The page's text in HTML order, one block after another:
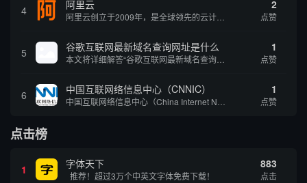
4 阿里云 2
点赞
5 谷歌互联网最新域名查询网址是什么 1
点赞
6 中国互联网络信息中心（CNNIC） 1
点赞
点击榜
1 字体天下
推荐！超过3万个中英文字体免费下载！
883
点击